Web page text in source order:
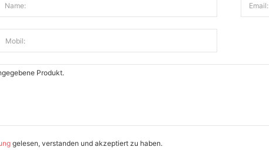
Name: Email:
Mobil:
gelesen, verstanden und akzeptiert zu haben.